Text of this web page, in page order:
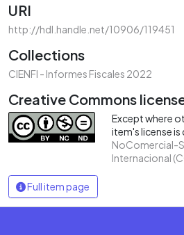
URI
http://hdl.handle.net/10906/119451
Collections
CIENFI - Informes Fiscales 2022
Creative Commons
Except where
item's license is
NoComercial-
Internacional
Full item page